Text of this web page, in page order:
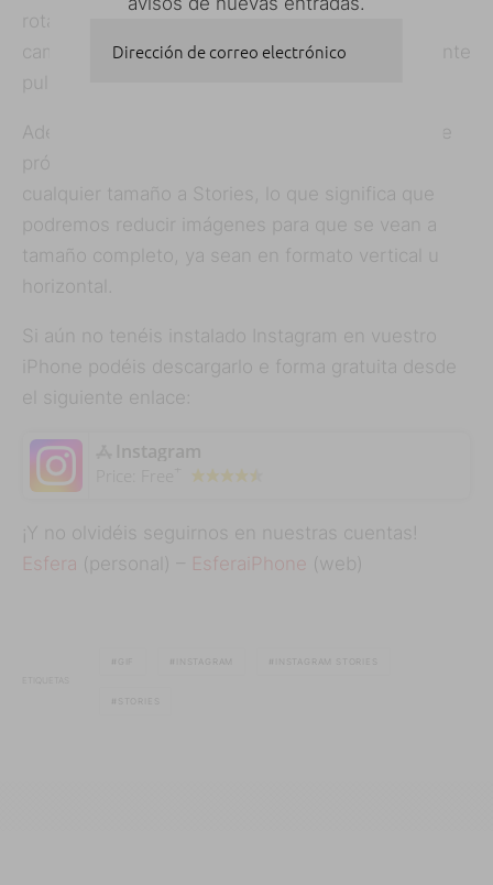
rotarlo o incluso aplicar un modo espejo para
cambiar la dirección hacia la que mira, simplemente
pulsando sobre él.
Además, la gente de
que
próximamente se podrán subir imágenes de
cualquier tamaño a Stories, lo que significa que
podremos reducir imágenes para que se vean a
tamaño completo, ya sean en formato vertical u
horizontal.
Si aún no tenéis instalado Instagram en vuestro
iPhone podéis descargarlo e forma gratuita desde
el siguiente enlace:
‎Instagram
¡Y no olvidéis seguirnos en nuestras cuentas!
Esfera (personal) – EsferaiPhone (web)
ETIQUETAS
INSTAGRAM INSTAGRAM STORIES
STORIES